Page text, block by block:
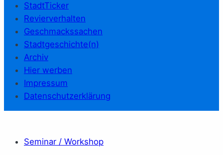
StadtTicker
Revierverhalten
Geschmackssachen
Stadtgeschichte(n)
Archiv
Hier werben
Impressum
Datenschutzerklärung
Seminar / Workshop